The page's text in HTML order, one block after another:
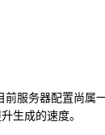
前服务器配置尚属
生成的速度。